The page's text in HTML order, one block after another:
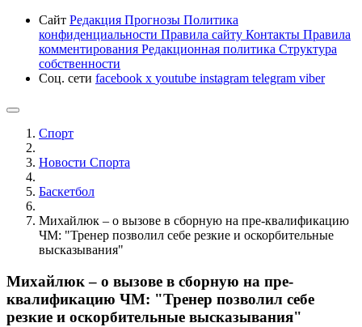
Сайт Редакция Прогнозы Политика
конфиденциальности Правила сайту Контакты Правила
комментирования Редакционная политика Структура
собственности
Соц. сети facebook x youtube instagram telegram viber
Спорт
Новости Cпорта
Баскетбол
Михайлюк – о вызове в сборную на пре-квалификацию
ЧМ: "Тренер позволил себе резкие и оскорбительные
высказывания"
Михайлюк – о вызове в сборную на пре-
квалификацию ЧМ: "Тренер позволил себе
резкие и оскорбительные высказывания"